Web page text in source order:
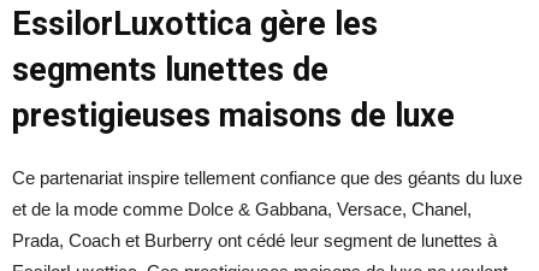
EssilorLuxottica gère les
segments lunettes de
prestigieuses maisons de luxe
Ce partenariat inspire tellement confiance que des géants du luxe
et de la mode comme Dolce & Gabbana, Versace, Chanel,
Prada, Coach et Burberry ont cédé leur segment de lunettes à